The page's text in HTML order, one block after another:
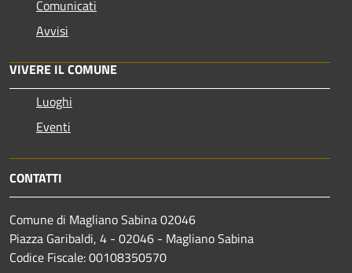
Comunicati
Avvisi
VIVERE IL COMUNE
Luoghi
Eventi
CONTATTI
Comune di Magliano Sabina 02046
Piazza Garibaldi, 4 - 02046 - Magliano Sabina
Codice Fiscale: 00108350570